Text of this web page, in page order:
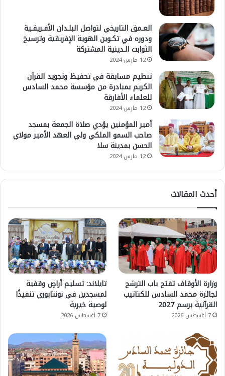
العـمق التاريخي لتواصل البلـدان الأفـريقـية
ودوره في تكـوين الهوية الإفريقية وترسيخ
الثوابت الـدينية المشتركة
12 مارس 2024
تنظيم مسابقة في تحفيظ وتجويد القرآن
الكريم بمبادرة من مؤسسة محمد السادس
للعلماء الأفارقة
12 مارس 2024
أمير المؤمنين يؤدي صلاة الجمعة بمسجد
صاحب السمو الملكي ولي العهد الأمير مولاي
الحسن بمدينة سلا
12 مارس 2024
أحدث المقالات
وزارة الأوقاف تفتح باب الترشح
لجائزة محمد السادس للكتاتيب
القرآنية برسم 2027
7 أغسطس 2026
تايلاند: تسليم أراضٍ وقفية
لمسجدين في نونتابوري تنفيذًا
لوصية خيرية
7 أغسطس 2026